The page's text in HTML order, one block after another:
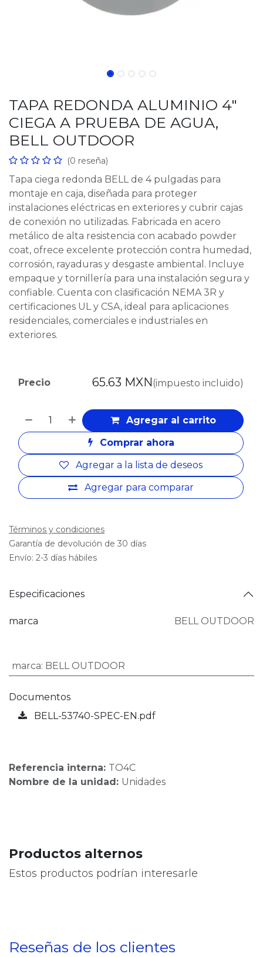
TAPA REDONDA ALUMINIO 4"
CIEGA A PRUEBA DE AGUA,
BELL OUTDOOR
(0 reseña)
Tapa ciega redonda BELL de 4 pulgadas para
montaje en caja, diseñada para proteger
instalaciones eléctricas en exteriores y cubrir cajas
de conexión no utilizadas. Fabricada en acero
metálico de alta resistencia con acabado powder
coat, ofrece excelente protección contra humedad,
corrosión, rayaduras y desgaste ambiental. Incluye
empaque y tornillería para una instalación segura y
confiable. Cuenta con clasificación NEMA 3R y
certificaciones UL y CSA, ideal para aplicaciones
residenciales, comerciales e industriales en
exteriores.
Agregar al carrito
Comprar ahora
Agregar para comparar
Agregar a la lista de deseos
Precio 65.63 MXN(impuesto incluido)
Términos y condiciones
Garantía de devolución de 30 días
Envío: 2-3 días hábiles
Especificaciones
marca BELL OUTDOOR
marca: BELL OUTDOOR
Documentos
BELL-53740-SPEC-EN.pdf
Referencia interna: TO4C
Nombre de la unidad: Unidades
Productos alternos
Estos productos podrían interesarle
Reseñas de los clientes